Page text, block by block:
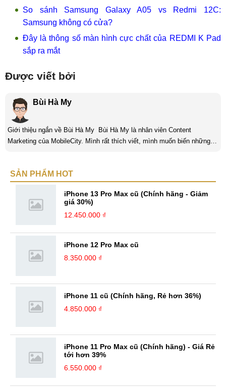
So sánh Samsung Galaxy A05 vs Redmi 12C:
Samsung không có cửa?
Đây là thông số màn hình cực chất của REDMI K Pad
sắp ra mắt
Được viết bởi
Bùi Hà My
Giới thiệu ngắn về Bùi Hà My Bùi Hà My là nhân viên Content
Marketing của MobileCity. Mình rất thích viết, mình muốn biến những
của mọi người để từ đó hoàn thiện bản thân hơn. Mình luôn không
SẢN PHẨM HOT
iPhone 13 Pro Max cũ (Chính hãng - Giảm
giá 30%)
12.450.000 ₫
iPhone 12 Pro Max cũ
8.350.000 ₫
iPhone 11 cũ (Chính hãng, Rẻ hơn 36%)
4.850.000 ₫
iPhone 11 Pro Max cũ (Chính hãng) - Giá Rẻ
tới hơn 39%
6.550.000 ₫